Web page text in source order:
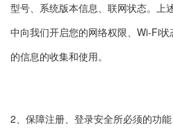
型号、系统版本信息、联网状态。上
中向我们开启您的网络权限、Wi-Fi
的信息的收集和使用。
2、保障注册、登录安全所必须的功能